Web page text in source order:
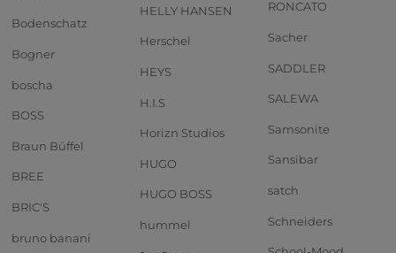
Bodenschatz
Bogner
boscha
BOSS
Braun Büffel
BREE
BRIC'S
bruno banani
HELLY HANSEN
Herschel
HEYS
H.I.S
Horizn Studios
HUGO
HUGO BOSS
hummel
RONCATO
Sacher
SADDLER
SALEWA
Samsonite
Sansibar
satch
Schneiders